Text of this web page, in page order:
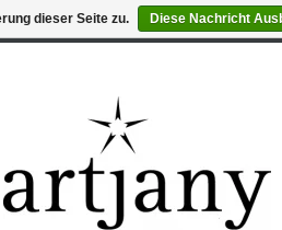
dieser Seite zu. Diese Nachricht